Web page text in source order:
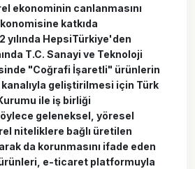
ekonominin canlanmasını
katkıda
yılında HepsiTürkiye'den
T.C. Sanayi ve Teknoloji
"Coğrafi İşaretli" ürünlerin
geliştirilmesi için Türk
ile iş birliği
geleneksel, yöresel
niteliklere bağlı üretilen
da korunmasını ifade eden
e-ticaret platformuyla